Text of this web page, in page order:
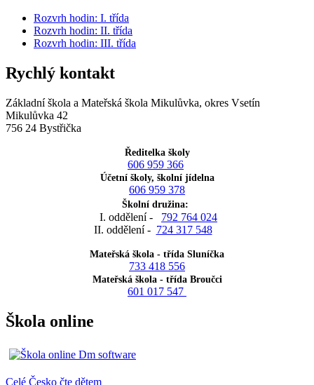
Rozvrh hodin: I. třída
Rozvrh hodin: II. třída
Rozvrh hodin: III. třída
Rychlý kontakt
Základní škola a Mateřská škola Mikulůvka, okres Vsetín
Mikulůvka 42
756 24 Bystřička
Ředitelka školy
606 959 366
Účetní školy, školní jídelna
606 959 378
Školní družina:
I. oddělení - 792 764 024
II. oddělení - 724 317 548
Mateřská škola - třída Sluníčka
733 418 556
Mateřská škola - třída Broučci
601 017 547
Škola online
Celé Česko čte dětem